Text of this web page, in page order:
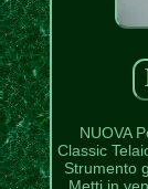
NUOVA
Classic
Strumento